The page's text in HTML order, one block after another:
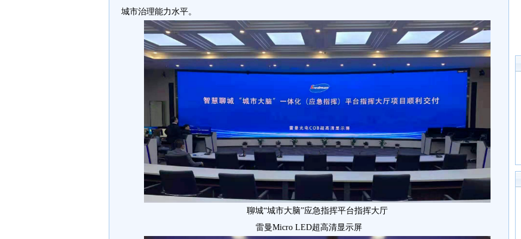
城市治理能力水平。
聊城“城市大脑”应急指挥平台指挥大厅
雷曼Micro LED超高清显示屏